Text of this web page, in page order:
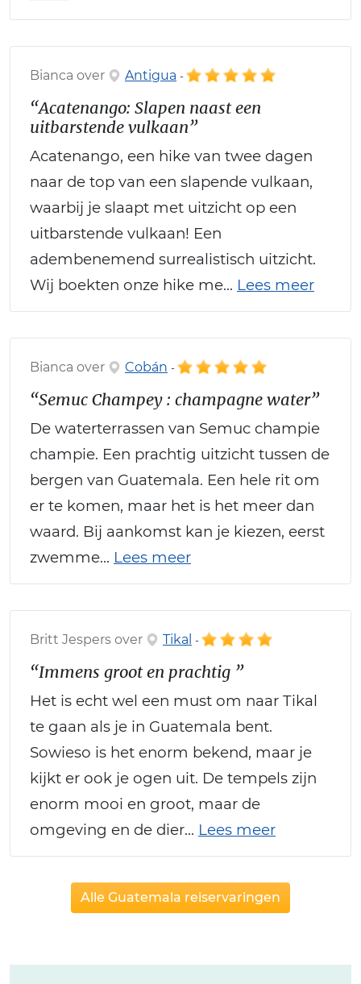
Bianca over Antigua -
“Acatenango: Slapen naast een
uitbarstende vulkaan”
Acatenango, een hike van twee dagen
naar de top van een slapende vulkaan,
waarbij je slaapt met uitzicht op een
uitbarstende vulkaan! Een
adembenemend surrealistisch uitzicht.
Wij boekten onze hike me... Lees meer
Bianca over Cobán -
“Semuc Champey : champagne water”
De waterterrassen van Semuc champie
champie. Een prachtig uitzicht tussen de
bergen van Guatemala. Een hele rit om
er te komen, maar het is het meer dan
waard. Bij aankomst kan je kiezen, eerst
zwemme... Lees meer
Britt Jespers over Tikal -
“Immens groot en prachtig ”
Het is echt wel een must om naar Tikal
te gaan als je in Guatemala bent.
Sowieso is het enorm bekend, maar je
kijkt er ook je ogen uit. De tempels zijn
enorm mooi en groot, maar de
omgeving en de dier... Lees meer
Alle Guatemala reiservaringen